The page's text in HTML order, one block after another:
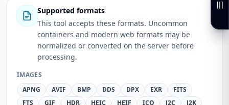
Supported formats
This tool accepts these formats. Uncommon
containers and modern web formats may be
normalized or converted on the server before
processing.
IMAGES
APNG
AVIF BMP DDS DPX EXR
FITS
FTS
GIF HDR HEIC HEIF ICO J2C
J2K